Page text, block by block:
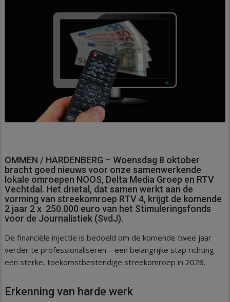
OMMEN / HARDENBERG – Woensdag 8 oktober
bracht goed nieuws voor onze samenwerkende
lokale omroepen NOOS, Delta Media Groep en RTV
Vechtdal. Het drietal, dat samen werkt aan de
vorming van streekomroep RTV 4, krijgt de komende
2 jaar 2 x 250.000 euro van het Stimuleringsfonds
voor de Journalistiek (SvdJ).
De financiële injectie is bedoeld om de komende twee jaar
verder te professionaliseren – een belangrijke stap richting
een sterke, toekomstbestendige streekomroep in 2028.
Erkenning van harde werk